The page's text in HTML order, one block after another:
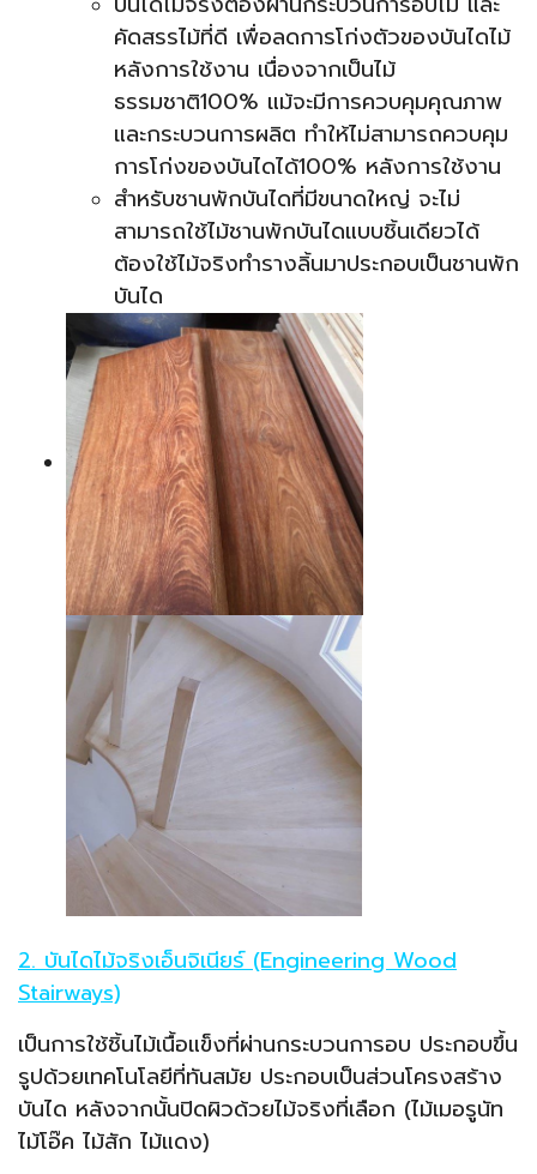
คัดสรรไม้ที่ดี เพื่อลดการโก่งตัวของบันไดไม้
หลังการใช้งาน เนื่องจากเป็นไม้
ธรรมชาติ100% แม้จะมีการควบคุมคุณภาพ
และกระบวนการผลิต ทำให้ไม่สามารถควบคุม
การโก่งของบันไดได้100% หลังการใช้งาน
สำหรับชานพักบันไดที่มีขนาดใหญ่ จะไม่
สามารถใช้ไม้ชานพักบันไดแบบชิ้นเดียวได้
ต้องใช้ไม้จริงทำรางลิ้นมาประกอบเป็นชานพัก
บันได
2. บันไดไม้จริงเอ็นจิเนียร์ (Engineering Wood
Stairways)
เป็นการใช้ชิ้นไม้เนื้อแข็งที่ผ่านกระบวนการอบ ประกอบขึ้น
รูปด้วยเทคโนโลยีที่ทันสมัย ประกอบเป็นส่วนโครงสร้าง
บันได หลังจากนั้นปิดผิวด้วยไม้จริงที่เลือก (ไม้เมอรูนัท
ไม้โอ๊ค ไม้สัก ไม้แดง)